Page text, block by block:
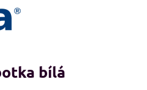
bílá